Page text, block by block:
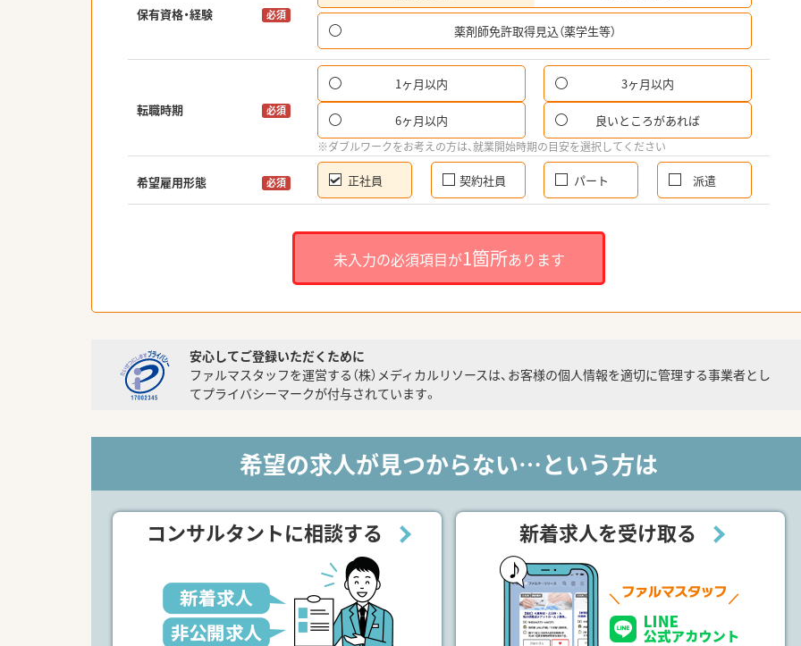
保有資格・経験 必須
薬剤師免許取得見込（薬学生等）
転職時期 必須
1ヶ月以内 3ヶ月以内
6ヶ月以内 良いところがあれば
※ダブルワークをお考えの方は、就業開始時期の目安を選択してください
希望雇用形態 必須 正社員 契約社員 パート 派遣
未入力の必須項目が1箇所あります
安心してご登録いただくために
ファルマスタッフを運営する（株）メディカルリソースは、お客様の個人情報を適切に管理する事業者とし
てプライバシーマークが付与されています。
希望の求人が見つからない…という方は
コンサルタントに相談する 新着求人を受け取る